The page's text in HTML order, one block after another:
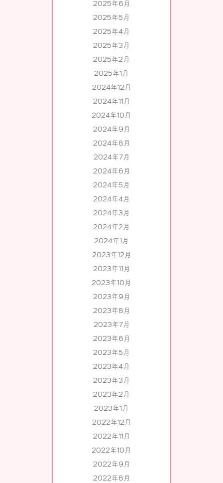
2025年6月
2025年5月
2025年4月
2025年3月
2025年2月
2025年1月
2024年12月
2024年11月
2024年10月
2024年9月
2024年8月
2024年7月
2024年6月
2024年5月
2024年4月
2024年3月
2024年2月
2024年1月
2023年12月
2023年11月
2023年10月
2023年9月
2023年8月
2023年7月
2023年6月
2023年5月
2023年4月
2023年3月
2023年2月
2023年1月
2022年12月
2022年11月
2022年10月
2022年9月
2022年8月